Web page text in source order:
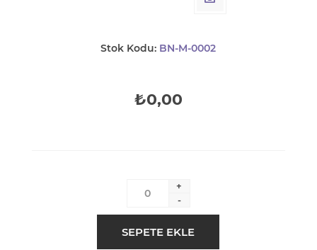
Stok Kodu: BN-M-0002
₺0,00
+
-